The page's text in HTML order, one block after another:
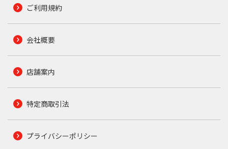
ご利用規約
会社概要
店舗案内
特定商取引法
プライバシーポリシー